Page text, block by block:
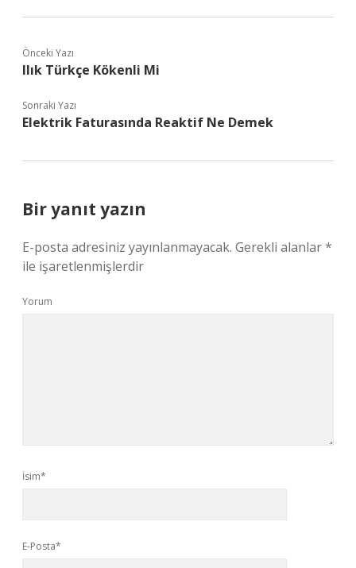
Önceki Yazı
Ilık Türkçe Kökenli Mi
Sonraki Yazı
Elektrik Faturasında Reaktif Ne Demek
Bir yanıt yazın
E-posta adresiniz yayınlanmayacak. Gerekli alanlar*
ile işaretlenmişlerdir
Yorum
İsim*
E-Posta*